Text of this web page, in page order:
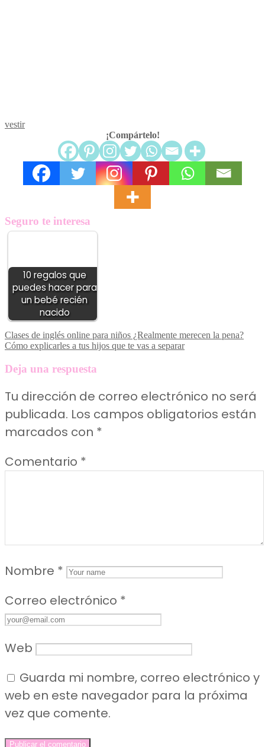
vestir
¡Compártelo!
Seguro te interesa
10 regalos que
puedes hacer para
un bebé recién
nacido
Navegación
de
entradas
Clases de inglés online para niños ¿Realmente merecen la pena?
Cómo explicarles a tus hijos que te vas a separar
Deja una respuesta
Tu dirección de correo electrónico no será
publicada. Los campos obligatorios están
marcados con *
Comentario *
Nombre *
Correo electrónico *
Web
Guarda mi nombre, correo electrónico y
web en este navegador para la próxima
vez que comente.